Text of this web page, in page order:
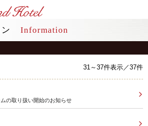
LANGUAGE
レストラン
Information
31～37件表示／37件
の取り扱い開始のお知らせ